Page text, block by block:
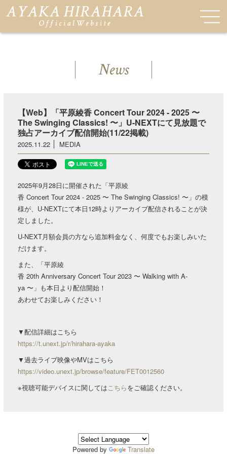
News
【Web】「平原綾香 Concert Tour 2024 - 2025 〜
The Swinging Classics! 〜」U-NEXTにて見放題で
独占アーカイブ配信開始(11/22掲載)
2025.11.22 MEDIA
2025年9月28日に開催された「平原綾
香 Concert Tour 2024 - 2025 〜 The Swinging Classics! 〜」の模
様が、U-NEXTにて本日12時よりアーカイブ配信されることが決
定しました。
U-NEXT月額会員の方なら追加料金なく、何度でもお楽しみいた
だけます。
また、「平原綾
香 20th Anniversary Concert Tour 2023 〜 Walking with A-
ya 〜」も本日より配信開始！
あわせてお楽しみください！
▼配信詳細はこちら
https://t.unext.jp/r/hirahara-ayaka
▼過去ライブ映像やMVはこちら
https://video.unext.jp/browse/feature/FET0012560
※視聴可能デバイスに関してはこちらをご確認ください。
Powered by Translate